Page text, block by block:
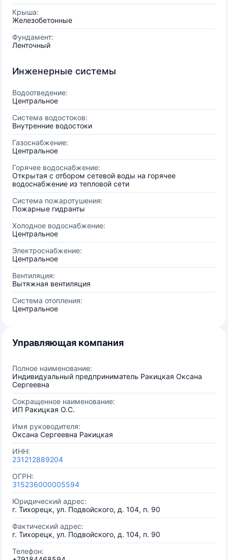
Крыша:
Железобетонные
Фундамент:
Ленточный
Инженерные системы
Водоотведение:
Центральное
Система водостоков:
Внутренние водостоки
Газоснабжение:
Центральное
Горячее водоснабжение:
Открытая с отбором сетевой воды на горячее
водоснабжение из тепловой сети
Система пожаротушения:
Пожарные гидранты
Холодное водоснабжение:
Центральное
Электроснабжение:
Центральное
Вентиляция:
Вытяжная вентиляция
Система отопления:
Центральное
Управляющая компания
Полное наименование:
Индивидуальный предприниматель Ракицкая Оксана
Сергеевна
Сокращенное наименование:
ИП Ракицкая О.С.
Имя руководителя:
Оксана Сергеевна Ракицкая
ИНН:
231212889204
ОГРН:
315236000005594
Юридический адрес:
г. Тихорецк, ул. Подвойского, д. 104, п. 90
Фактический адрес:
г. Тихорецк, ул. Подвойского, д. 104, п. 90
Телефон: